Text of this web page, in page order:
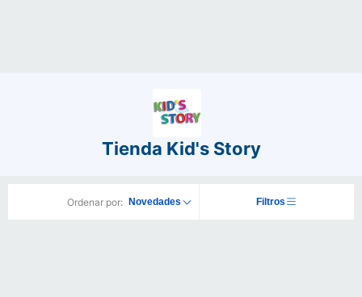
Tienda Kid's Story
Ordenar por: Novedades Filtros